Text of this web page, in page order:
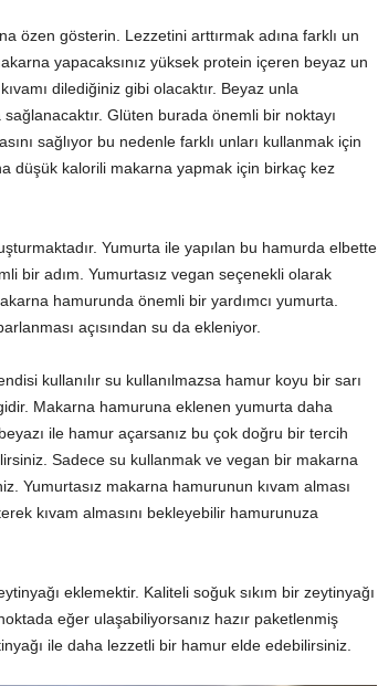
özen gösterin. Lezzetini arttırmak adına farklı un
yapacaksınız yüksek protein içeren beyaz un
dilediğiniz gibi olacaktır. Beyaz unla
sağlanacaktır. Glüten burada önemli bir noktayı
sağlıyor bu nedenle farklı unları kullanmak için
düşük kalorili makarna yapmak için birkaç kez
Yumurta ile yapılan bu hamurda elbette
bir adım. Yumurtasız vegan seçenekli olarak
hamurunda önemli bir yardımcı yumurta.
açısından su da ekleniyor.
kullanılır su kullanılmazsa hamur koyu bir sarı
Makarna hamuruna eklenen yumurta daha
ile hamur açarsanız bu çok doğru bir tercih
Sadece su kullanmak ve vegan bir makarna
Yumurtasız makarna hamurunun kıvam alması
kıvam almasını bekleyebilir hamurunuza
eklemektir. Kaliteli soğuk sıkım bir zeytinyağı
eğer ulaşabiliyorsanız hazır paketlenmiş
ile daha lezzetli bir hamur elde edebilirsiniz.